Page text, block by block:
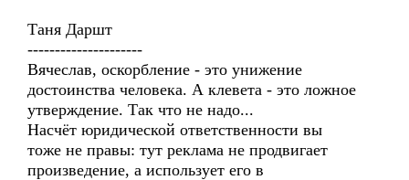
Таня Даршт
---------------------
Вячеслав, оскорбление - это унижение
достоинства человека. А клевета - это ложное
утверждение. Так что не надо...
Насчёт юридической ответственности вы
тоже не правы: тут реклама не продвигает
произведение, а использует его в